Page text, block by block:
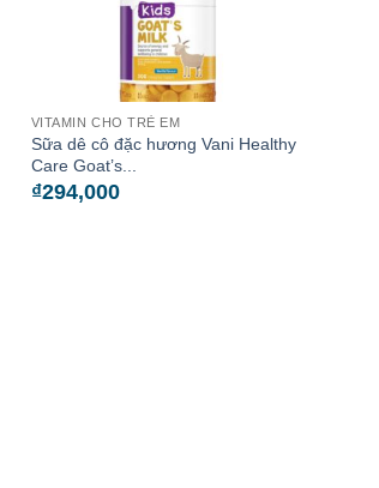
VITAMIN CHO TRẺ EM
Sữa dê cô đặc hương Vani Healthy
Care Goat’s...
₫294,000